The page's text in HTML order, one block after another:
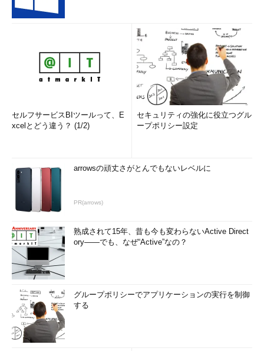
簡単にHALを切り替えることができる。具体的には、ACPI未サ
ポートの「標準PC」HALを強制的に「Advanced Configuration
and Power Interface (ACPI) PC」のHALに切り替えたり、シン
グルプロセッサ システム向けの「ACPI UniProc」をマルチプロ
セッサ システム向けの「ACPI MultiProc」に変更したりするな
ただし、HALはシステムを最も低レベルな部分でサポートする
ソフトウェアで、これが正しく動かなければ、システムは起動す
らしなくなってしまう危険性がある。したがってHALの切り替え
指定したほうがよい。それでもデバイス マネージャから操作す
るなら、最悪の事態が発生することを念頭において、バックアッ
プなどをきちんととってから作業を行っていただきたい。
スでダブルクリックすると、次のようなダイアログ ボックスが
表示される。
［Ｂ］
セルフサービスBIツールって、E
xcelとどう違う？ (1/2)
セキュリティの強化に役立つグル
ープポリシー設定
arrowsの頑丈さがとんでもないレベルに
PR(arrows)
熟成されて15年、昔も今も変わらないActive Direct
ory――でも、なぜ“Active”なの？
グループポリシーでアプリケーションの実行を制御
する